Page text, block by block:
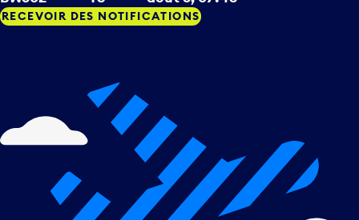
RECEVOIR DES NOTIFICATIONS